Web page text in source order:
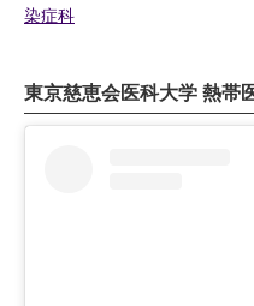
染症科
東京慈恵会医科大学 熱帯